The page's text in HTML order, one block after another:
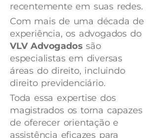
recentemente em suas redes.
Com mais de uma década de
experiência, os advogados do
VLV Advogados são
especialistas em diversas
áreas do direito, incluindo
direito previdenciário.
Toda essa expertise dos
magistrados os torna capazes
de oferecer orientação e
assistência eficazes para